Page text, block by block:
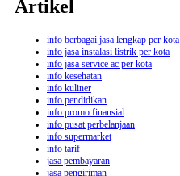
Artikel
info berbagai jasa lengkap per kota
info jasa instalasi listrik per kota
info jasa service ac per kota
info kesehatan
info kuliner
info pendidikan
info promo finansial
info pusat perbelanjaan
info supermarket
info tarif
jasa pembayaran
jasa pengiriman